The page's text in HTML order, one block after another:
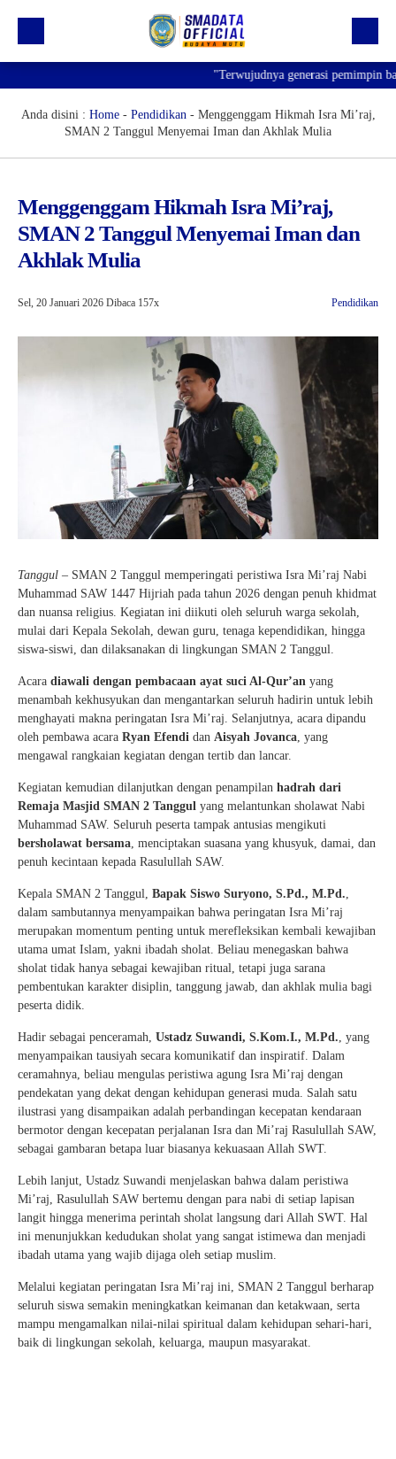
Profil
Informasi
"Terwujudnya generasi pemimpin
Anda disini : Home- Pendidikan- Menggenggam Hikmah Isra Mi’raj,
SMAN 2 Tanggul Menyemai Iman dan Akhlak Mulia
Menggenggam Hikmah Isra Mi’raj,
SMAN 2 Tanggul Menyemai Iman dan
Akhlak Mulia
Sel, 20 Januari 2026 Dibaca 157x Pendidikan
Tanggul – SMAN 2 Tanggul memperingati peristiwa Isra Mi’raj Nabi
Muhammad SAW 1447 Hijriah pada tahun 2026 dengan penuh khidmat
dan nuansa religius. Kegiatan ini diikuti oleh seluruh warga sekolah,
mulai dari Kepala Sekolah, dewan guru, tenaga kependidikan, hingga
siswa-siswi, dan dilaksanakan di lingkungan SMAN 2 Tanggul.
Acara diawali dengan pembacaan ayat suci Al-Qur’an yang
menambah kekhusyukan dan mengantarkan seluruh hadirin untuk lebih
menghayati makna peringatan Isra Mi’raj. Selanjutnya, acara dipandu
oleh pembawa acara Ryan Efendi dan Aisyah Jovanca , yang
mengawal rangkaian kegiatan dengan tertib dan lancar.
Kegiatan kemudian dilanjutkan dengan penampilan hadrah dari
Remaja Masjid SMAN 2 Tanggul yang melantunkan sholawat Nabi
Muhammad SAW. Seluruh peserta tampak antusias mengikuti
bersholawat bersama , menciptakan suasana yang khusyuk, damai, dan
penuh kecintaan kepada Rasulullah SAW.
Kepala SMAN 2 Tanggul, Bapak Siswo Suryono, S.Pd., M.Pd.
dalam sambutannya menyampaikan bahwa peringatan Isra Mi’raj
merupakan momentum penting untuk merefleksikan kembali kewajiban
utama umat Islam, yakni ibadah sholat. Beliau menegaskan bahwa
sholat tidak hanya sebagai kewajiban ritual, tetapi juga sarana
pembentukan karakter disiplin, tanggung jawab, dan akhlak mulia bagi
peserta didik.
Hadir sebagai penceramah, Ustadz Suwandi, S.Kom.I., M.Pd. , yang
menyampaikan tausiyah secara komunikatif dan inspiratif. Dalam
ceramahnya, beliau mengulas peristiwa agung Isra Mi’raj dengan
pendekatan yang dekat dengan kehidupan generasi muda. Salah satu
ilustrasi yang disampaikan adalah perbandingan kecepatan kendaraan
bermotor dengan kecepatan perjalanan Isra dan Mi’raj Rasulullah SAW,
sebagai gambaran betapa luar biasanya kekuasaan Allah SWT.
Lebih lanjut, Ustadz Suwandi menjelaskan bahwa dalam peristiwa
Mi’raj, Rasulullah SAW bertemu dengan para nabi di setiap lapisan
langit hingga menerima perintah sholat langsung dari Allah SWT. Hal
ini menunjukkan kedudukan sholat yang sangat istimewa dan menjadi
ibadah utama yang wajib dijaga oleh setiap muslim.
Melalui kegiatan peringatan Isra Mi’raj ini, SMAN 2 Tanggul berharap
seluruh siswa semakin meningkatkan keimanan dan ketakwaan, serta
mampu mengamalkan nilai-nilai spiritual dalam kehidupan sehari-hari,
baik di lingkungan sekolah, keluarga, maupun masyarakat.